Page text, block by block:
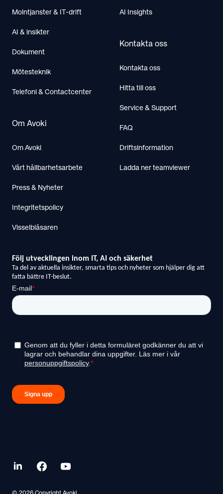
Molntjanster & IT-drift
AI & insikter
Dokument
Mötesteknik
Telefoni & Contactcenter
Om Avoki
Om Avoki
Vårt hållbarhetsarbete
Press & Nyheter
Integritetspolicy
Visselblåsaren
AI Insights
Kontakta oss
Kontakta oss
Hitta till oss
Service & Support
FAQ
Driftsinformation
Ladda ner teamviewer
linkedin.comfacebook.com
youtube.com